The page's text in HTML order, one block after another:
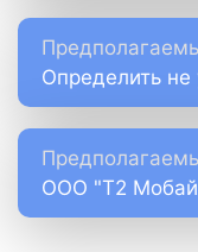
Определить не
ООО "Т2